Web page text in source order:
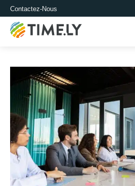
Contactez-Nous
Timely